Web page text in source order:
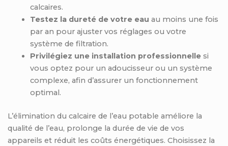
calcaires.
Testez la dureté de votre eau au moins une fois
par an pour ajuster vos réglages ou votre
système de filtration.
Privilégiez une installation professionnellesi
vous optez pour un adoucisseur ou un système
complexe, afin d’assurer un fonctionnement
optimal.
L’élimination du calcaire de l’eau potable améliore la
qualité de l’eau, prolonge la durée de vie de vos
appareils et réduit les coûts énergétiques. Choisissez la